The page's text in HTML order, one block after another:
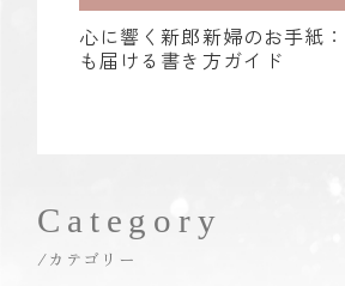
心に響く新郎新婦のお手紙
も届ける書き方ガイド
Category
/カテゴリー